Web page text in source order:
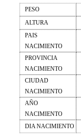
PESO
ALTURA
PAIS
NACIMIENTO
PROVINCIA
NACIMIENTO
CIUDAD
NACIMIENTO
AÑO
NACIMIENTO
DIA NACIMIENTO